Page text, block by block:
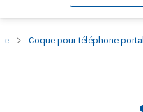
Coque pour téléphone